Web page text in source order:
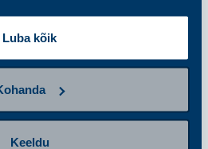
Luba kõik
Keeldu